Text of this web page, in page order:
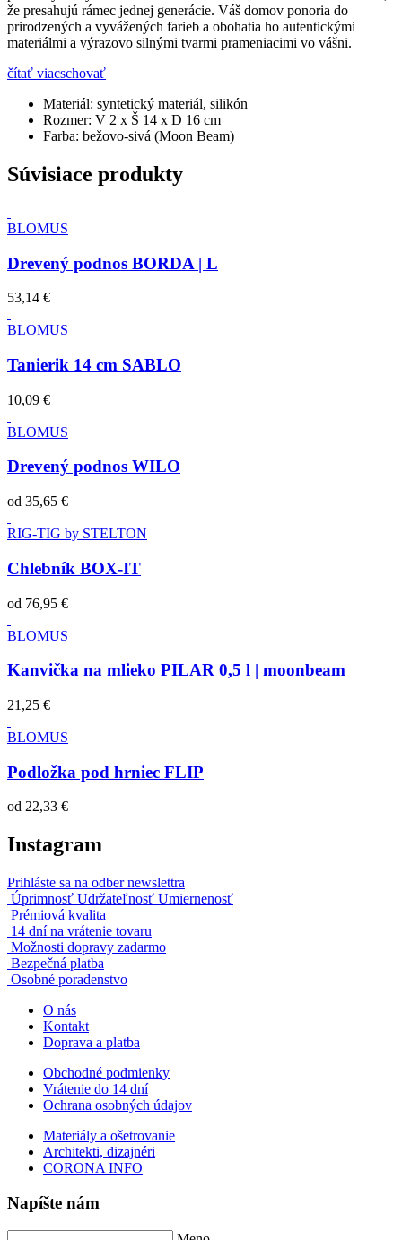
že presahujú rámec jednej generácie. Váš domov ponoria do
prirodzených a vyvážených farieb a obohatia ho autentickými
materiálmi a výrazovo silnými tvarmi prameniacimi vo vášni.
čítať viacschovať
Materiál: syntetický materiál, silikón
Rozmer: V 2 x Š 14 x D 16 cm
Farba: bežovo-sivá (Moon Beam)
Súvisiace produkty
BLOMUS
Drevený podnos BORDA | L
53,14 €
BLOMUS
Tanierik 14 cm SABLO
10,09 €
BLOMUS
Drevený podnos WILO
od 35,65 €
RIG-TIG by STELTON
Chlebník BOX-IT
od 76,95 €
BLOMUS
Kanvička na mlieko PILAR 0,5 l | moonbeam
21,25 €
BLOMUS
Podložka pod hrniec FLIP
od 22,33 €
Instagram
Prihláste sa na odber newslettra
Úprimnosť Udržateľnosť Umiernenosť
Prémiová kvalita
14 dní na vrátenie tovaru
Možnosti dopravy zadarmo
Bezpečná platba
Osobné poradenstvo
O nás
Kontakt
Doprava a platba
Obchodné podmienky
Vrátenie do 14 dní
Ochrana osobných údajov
Materiály a ošetrovanie
Architekti, dizajnéri
CORONA INFO
Napíšte nám